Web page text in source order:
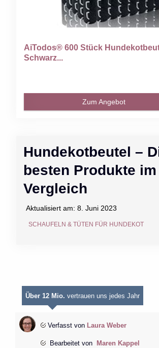
Hundekotbeutel –
besten Produkte im
Vergleich
Aktualisiert am: 8. Juni 2023
SCHAUFELN & TÜTEN FÜR HUNDEKOT
AiTodos® 600 Stück
Schwarz...
Zum Angebot
Über 12 Mio. vertrauen uns jedes Jahr
Verfasst von Laura Weber
Bearbeitet von Maren Kappel